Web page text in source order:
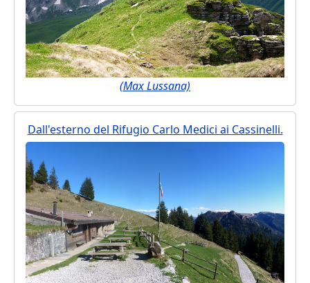
(Max Lussana)
Dall'esterno del Rifugio Carlo Medici ai Cassinelli.